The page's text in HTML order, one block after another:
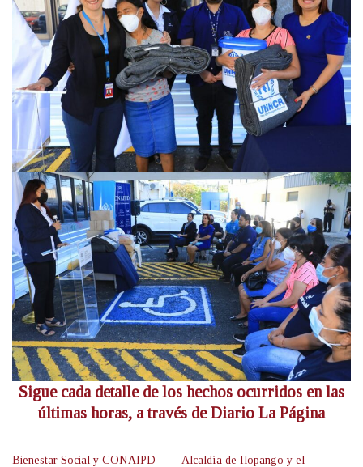
Sigue cada detalle de los hechos ocurridos en las
últimas horas, a través de Diario La Página
Bienestar Social y CONAIPD
Alcaldía de Ilopango y el